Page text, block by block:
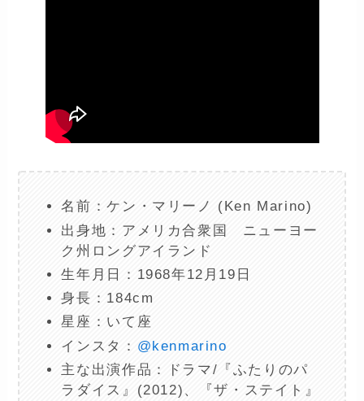
名前：ケン・マリーノ (Ken Marino)
出身地：アメリカ合衆国 ニューヨー
ク州ロングアイランド
生年月日：1968年12月19日
身長：184cm
星座：いて座
インスタ： @kenmarino
主な出演作品：ドラマ/『ふたりのパ
ラダイス』(2012)、『ザ・ステイト』